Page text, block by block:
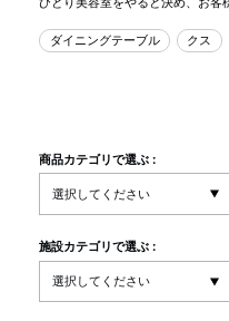
ダイニングテーブル クス
商品カテゴリで選ぶ :
施設カテゴリで選ぶ :